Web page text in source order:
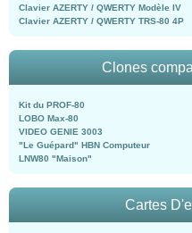
Clavier AZERTY / QWERTY Modèle IV
Clavier AZERTY / QWERTY TRS-80 4P
Clones
Kit du PROF-80
LOBO Max-80
VIDEO GENIE 3003
"Le Guépard" HBN Computeur
LNW80 "Maison"
Cartes